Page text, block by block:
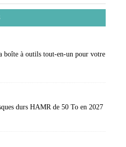
boîte à outils tout-en-un pour votre
durs HAMR de 50 To en 2027